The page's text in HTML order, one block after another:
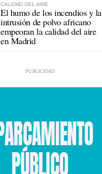
CALIDAD DEL AIRE
El humo de los incendios y la
intrusión de polvo africano
empeoran la calidad del aire
en Madrid